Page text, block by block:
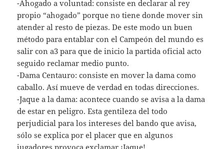
-Ahogado a voluntad: consiste en declarar al rey
propio “ahogado” porque no tiene donde mover sin
atender al resto de piezas. De este modo un buen
método para entablar con el Campeón del mundo es
salir con a3 para que de inicio la partida oficial acto
seguido reclamar medio punto.
-Dama Centauro: consiste en mover la dama como
caballo. Así mueve de verdad en todas direcciones.
-Jaque a la dama: acontece cuando se avisa a la dama
de estar en peligro. Esta gentileza del todo
perjudicial para los intereses del bando que avisa,
sólo se explica por el placer que en algunos